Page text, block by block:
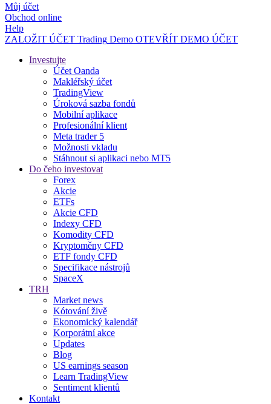
Můj účet
Obchod online
Help
ZALOŽIT ÚČET Trading Demo OTEVŘÍT DEMO ÚČET
Investujte
Účet Oanda
Makléřský účet
TradingView
Úroková sazba fondů
Mobilní aplikace
Profesionální klient
Meta trader 5
Možnosti vkladu
Stáhnout si aplikaci nebo MT5
Do čeho investovat
Forex
Akcie
ETFs
Akcie CFD
Indexy CFD
Komodity CFD
Kryptoměny CFD
ETF fondy CFD
Specifikace nástrojů
SpaceX
TRH
Market news
Kótování živě
Ekonomický kalendář
Korporátní akce
Updates
Blog
US earnings season
Learn TradingView
Sentiment klientů
Kontakt